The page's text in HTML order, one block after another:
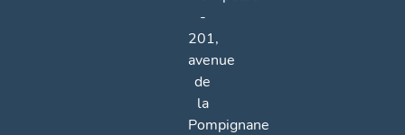
-
201,
avenue
de
la
Pompignane